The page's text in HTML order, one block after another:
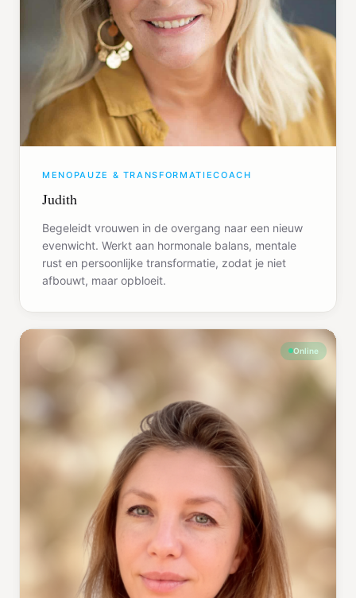
MENOPAUZE & TRANSFORMATIECOACH
Judith
Begeleidt vrouwen in de overgang naar een nieuw
evenwicht. Werkt aan hormonale balans, mentale
rust en persoonlijke transformatie, zodat je niet
afbouwt, maar opbloeit.
Online